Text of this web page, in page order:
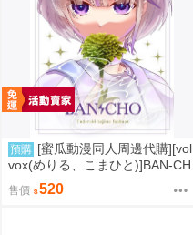
預購 [蜜瓜動漫同人周邊代購][vol
vox(めりる、こまひと)]BAN-CH
O(Hololive)(同人誌)
售價 520